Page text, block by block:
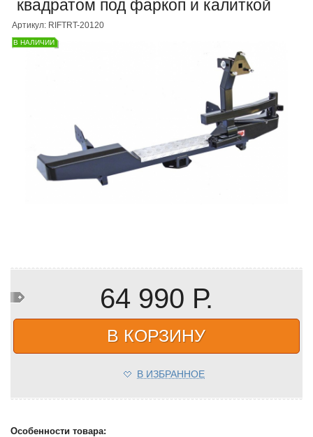
квадратом под фаркоп и калиткой
Артикул: RIFTRT-20120
В НАЛИЧИИ
64 990 Р.
В КОРЗИНУ
В ИЗБРАННОЕ
Особенности товара: